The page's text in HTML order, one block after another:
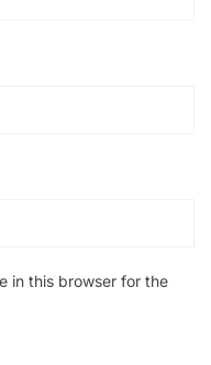
in this browser for the